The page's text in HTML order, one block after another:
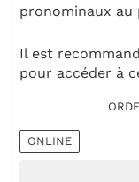
pronominaux au
Il est
pour accéder à
ONLINE